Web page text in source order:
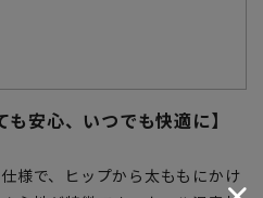
も安心、いつでも快適に】
様で、ヒップから太ももにかけ